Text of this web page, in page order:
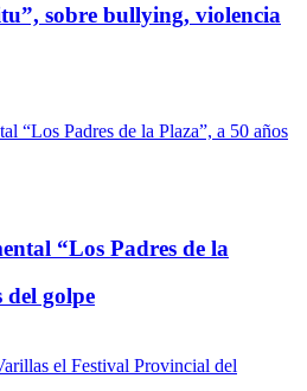
sobre bullying, violencia
“Los Padres de la
del golpe